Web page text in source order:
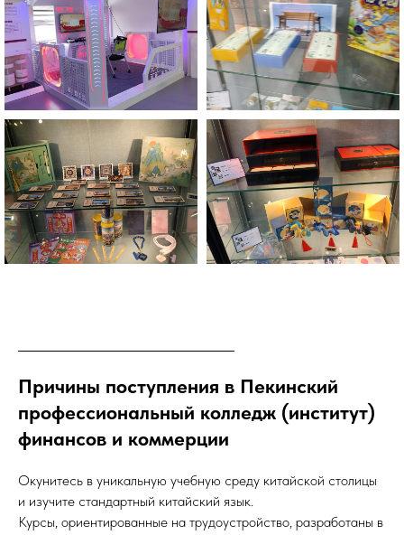
Причины поступления в Пекинский
профессиональный колледж (институт)
финансов и коммерции
Окунитесь в уникальную учебную среду китайской столицы
и изучите стандартный китайский язык.
Курсы, ориентированные на трудоустройство, разработаны в